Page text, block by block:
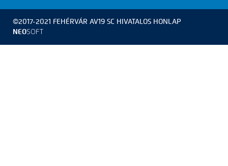
©2017-2021 FEHÉRVÁR AV19 SC HIVATALOS HONLAP
NEOSOFT